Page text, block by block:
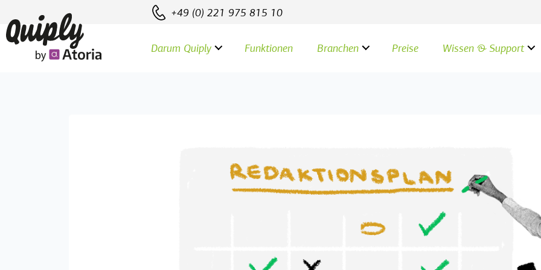
User-agent: ChatGPT-User Allow: / User-agent: GPTBot Allow: / User-agent: ClaudeBot Allow: / User-
Darum Quiply Funktionen Branchen Preise Wissen & Support
+49 (0) 221 975 815 10